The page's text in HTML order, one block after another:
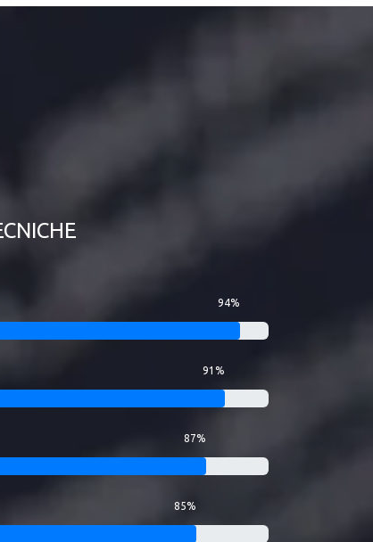
94%
91%
87%
85%